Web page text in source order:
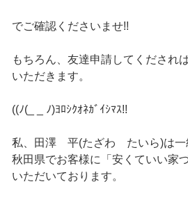
でご確認くださいませ!!
もちろん、友達申請してくだされ
いただきます。
((ﾉ(_ _ ﾉ)ﾖﾛｼｸｵﾈｶﾞｲｼﾏｽ!!
私、田澤 平(たざわ たいら)は一
秋田県でお客様に「安くていい家
いただいております。